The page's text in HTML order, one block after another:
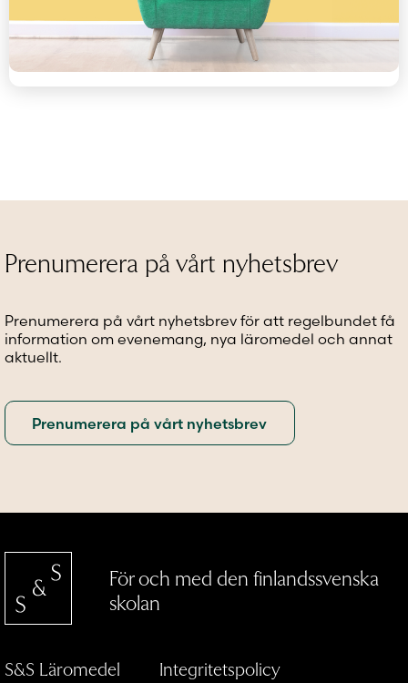
Prenumerera på vårt nyhetsbrev
Prenumerera på vårt nyhetsbrev för att regelbundet få
information om evenemang, nya läromedel och annat
aktuellt.
För och med den finlandssvenska
skolan
S&S Läromedel
Integritetspolicy